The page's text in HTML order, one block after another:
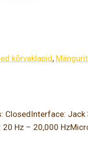
kõrvaklapid,
ClosedInterface:
Hz – 20,000